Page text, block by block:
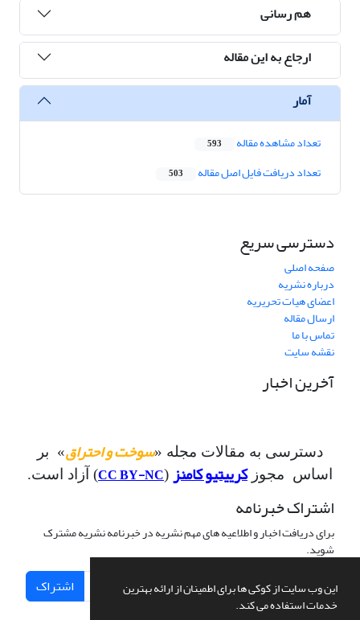
این وب سایت از کوکی ها برای اطمینان از ارائه بهترین
خدمات استفاده می کند.
هم رسانی
ارجاع به این مقاله
آمار
تعداد مشاهده مقاله 593
تعداد دریافت فایل اصل مقاله 503
دسترسی سریع
صفحه اصلی
درباره نشریه
اعضای هیات تحریریه
ارسال مقاله
تماس با ما
نقشه سایت
آخرین اخبار
دسترسی به مقالات مجله «سوخت و احتراق» بر
اساس مجوزکرییتیو کامنز (
CC BY-NC) آزاد است.
اشتراک خبرنامه
برای دریافت اخبار و اطلاعیه های مهم نشریه در خبرنامه نشریه مشترک
شوید.
اشتراک